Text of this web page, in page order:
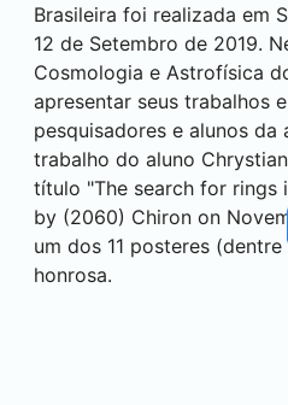
Brasileira foi realizada em
12 de Setembro de 2019.
Cosmologia e Astrofísica
apresentar seus trabalhos
pesquisadores e alunos da
trabalho do aluno
título "The search for rings
by (2060) Chiron on
um dos 11 posteres
honrosa.